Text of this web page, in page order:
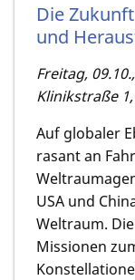
Die
und
Freitag,
Klinikstraße
Auf globaler
rasant an
USA und
Weltraum.
Missionen